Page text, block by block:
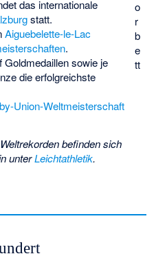
o
r
b
e
tt
das internationale
statt.
Aiguebelette-le-Lac
.
sowie je
die erfolgreichste
Union-Weltmeisterschaft
befinden sich
unterLeichtathletik.